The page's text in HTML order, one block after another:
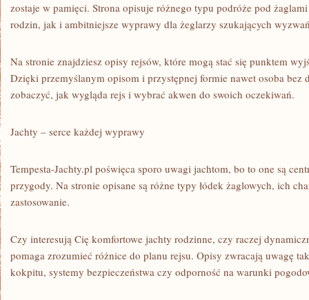
zostaje w pamięci. Strona opisuje różnego typu podróże pod
rodzin, jak i ambitniejsze wyprawy dla żeglarzy szukających
Na stronie znajdziesz opisy rejsów, które mogą stać się punktem
Dzięki przemyślanym opisom i przystępnej formie nawet osoba bez
zobaczyć, jak wygląda rejs i wybrać akwen do swoich oczekiwań.
Jachty – serce każdej wyprawy
Tempesta-Jachty.pl poświęca sporo uwagi jachtom, bo to one są
przygody. Na stronie opisane są różne typy łódek żaglowych, ich
zastosowanie.
Czy interesują Cię komfortowe jachty rodzinne, czy raczej
pomaga zrozumieć różnice do planu rejsu. Opisy zwracają uwagę
kokpitu, systemy bezpieczeństwa czy odporność na warunki